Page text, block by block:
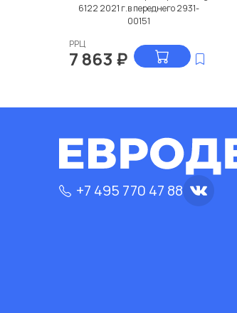
6122 2021 г.в переднего 2931-
00151
РРЦ
7 863 ₽
+7 495 770 47 88